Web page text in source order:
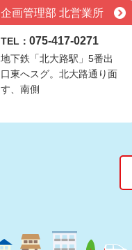
企画管理部 北営業所
TEL： 075-417-0271
地下鉄「北大路駅」5番出
口東へスグ。北大路通り面
す、南側